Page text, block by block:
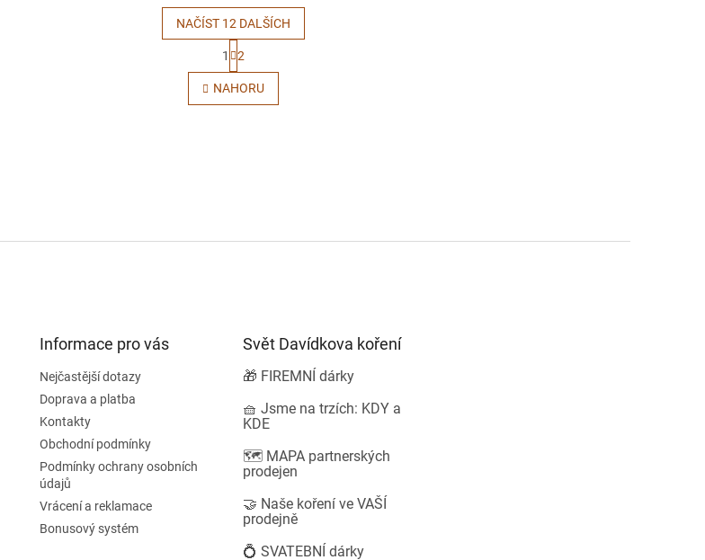
O
v
l
NAČÍST 12 DALŠÍCH
t
r
á
n
1 2
NAHORU
Informace pro vás
Nejčastější dotazy
Doprava a platba
Kontakty
Obchodní podmínky
Podmínky ochrany osobních
údajů
Vrácení a reklamace
Bonusový systém
Svět Davídkova koření
🎁 FIREMNÍ dárky
🧺 Jsme na trzích: KDY a
KDE
🗺️ MAPA partnerských
prodejen
🤝 Naše koření ve VAŠÍ
prodejně
💍 SVATEBNÍ dárky